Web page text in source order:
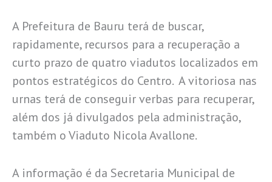
A Prefeitura de Bauru terá de buscar,
rapidamente, recursos para a recuperação a
curto prazo de quatro viadutos localizados em
pontos estratégicos do Centro. A vitoriosa nas
urnas terá de conseguir verbas para recuperar,
além dos já divulgados pela administração,
também o Viaduto Nicola Avallone.
A informação é da Secretaria Municipal de